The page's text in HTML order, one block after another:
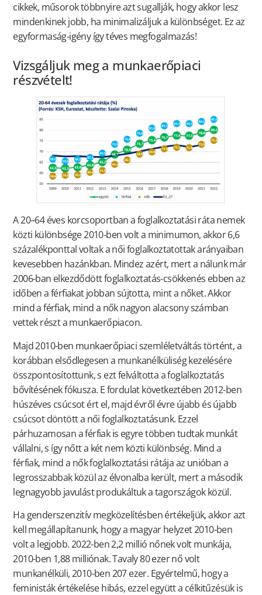
cikkek, műsorok többnyire azt sugallják, hogy akkor lesz
mindenkinek jobb, ha minimalizáljuk a különbséget. Ez az
egyformaság-igény így téves megfogalmazás!
Vizsgáljuk meg a munkaerőpiaci
részvételt!
A 20–64 éves korcsoportban a foglalkoztatási ráta nemek
közti különbsége 2010-ben volt a minimumon, akkor 6,6
százalékponttal voltak a női foglalkoztatottak arányaiban
kevesebben hazánkban. Mindez azért, mert a nálunk már
2006-ban elkezdődött foglalkoztatás-csökkenés ebben az
időben a férfiakat jobban sújtotta, mint a nőket. Akkor
mind a férfiak, mind a nők nagyon alacsony számban
vettek részt a munkaerőpiacon.
Majd 2010-ben munkaerőpiaci szemléletváltás történt, a
korábban elsődlegesen a munkanélküliség kezelésére
összpontosítottunk, s ezt felváltotta a foglalkoztatás
bővítésének fókusza. E fordulat következtében 2012-ben
húszéves csúcsot ért el, majd évről évre újabb és újabb
csúcsot döntött a női foglalkoztatásunk. Ezzel
párhuzamosan a férfiak is egyre többen tudtak munkát
vállalni, s így nőtt a két nem közti különbség. Mind a
férfiak, mind a nők foglalkoztatási rátája az unióban a
legrosszabbak közül az élvonalba került, mert a második
legnagyobb javulást produkáltuk a tagországok közül.
Ha genderszenzitív megközelítésben értékeljük, akkor azt
kell megállapítanunk, hogy a magyar helyzet 2010-ben
volt a legjobb. 2022-ben 2,2 millió nőnek volt munkája,
2010-ben 1,88 milliónak. Tavaly 80 ezer nő volt
munkanélküli, 2010-ben 207 ezer. Egyértelmű, hogy a
feministák értékelése hibás, ezzel együtt a célkitűzésük is